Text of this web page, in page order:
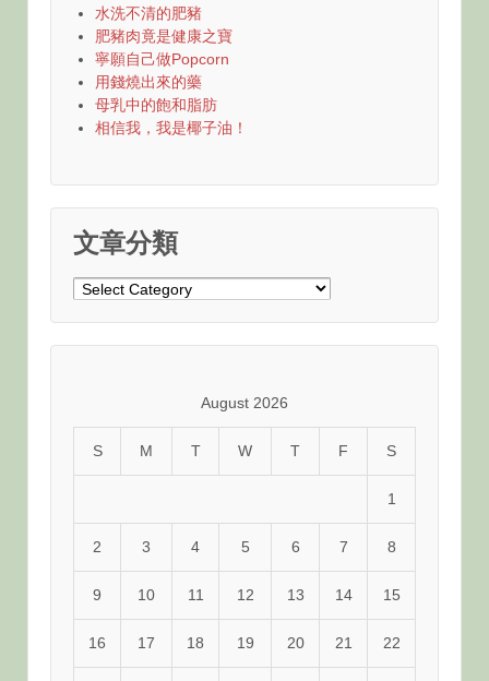
水洗不清的肥豬
肥豬肉竟是健康之寶
寧願自己做Popcorn
用錢燒出來的藥
母乳中的飽和脂肪
相信我，我是椰子油！
文章分類
文
August 2026
S M T W T F S
1
2 3 4 5 6 7 8
9 10 11 12 13 14 15
16 17 18 19 20 21 22